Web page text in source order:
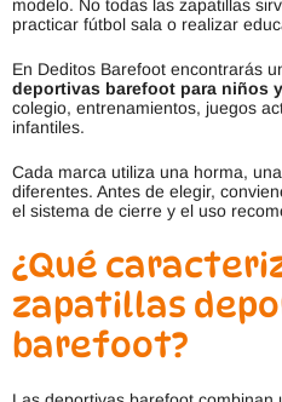
modelo. No todas las zapatillas
practicar fútbol sala o realizar
En Deditos Barefoot encontrarás
deportivas barefoot para niños
colegio, entrenamientos, juegos
infantiles.
Cada marca utiliza una horma,
diferentes. Antes de elegir,
el sistema de cierre y el uso
¿Qué
zapatillas
barefoot?